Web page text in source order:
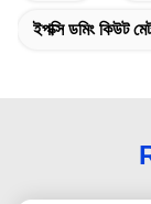
ইপক্সি ডমিং কিউট